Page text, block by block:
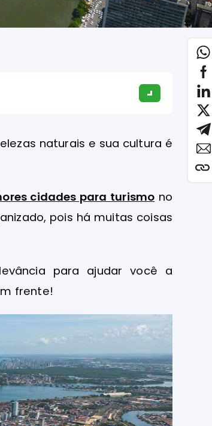
naturais e sua cultura é
cidades para turismo no
pois há muitas coisas
para ajudar você a
frente!